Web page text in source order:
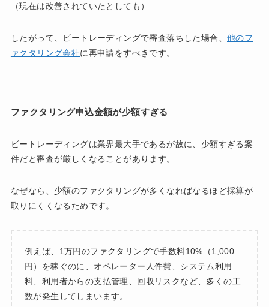
（現在は改善されていたとしても）
したがって、ビートレーディングで審査落ちした場合、 他のフ
ァクタリング会社に再申請をすべきです。
ファクタリング申込金額が少額すぎる
ビートレーディングは業界最大手であるが故に、少額すぎる案
件だと審査が厳しくなることがあります。
なぜなら、少額のファクタリングが多くなればなるほど採算が
取りにくくなるためです。
例えば、1万円のファクタリングで手数料10%（1,000
円）を稼ぐのに、オペレーター人件費、システム利用
料、利用者からの支払管理、回収リスクなど、多くの工
数が発生してしまいます。